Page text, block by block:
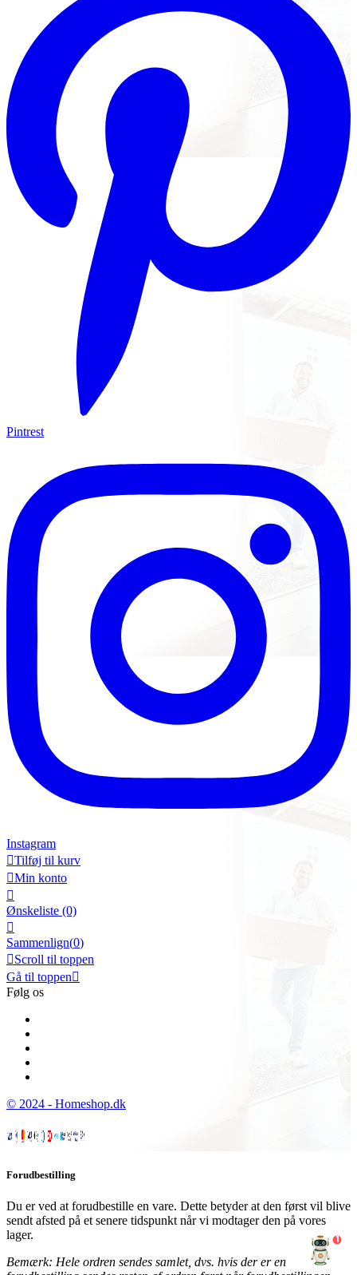
Pintrest
Instagram
Tilføj til kurv
Min konto

Ønskeliste (0)

Sammenlign(0)
Scroll til toppen
Gå til toppen
Følg os
© 2024 - Homeshop.dk
Forudbestilling
Du er ved at forudbestille en vare. Dette betyder at den først vil blive
sendt afsted på et senere tidspunkt når vi modtager den på vores
lager.
Bemærk: Hele ordren sendes samlet, dvs. hvis der er en
1